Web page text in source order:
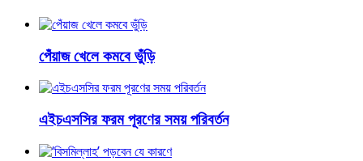
পেঁয়াজ খেলে কমবে ভুঁড়ি
এইচএসসির ফরম পূরণের সময় পরিবর্তন